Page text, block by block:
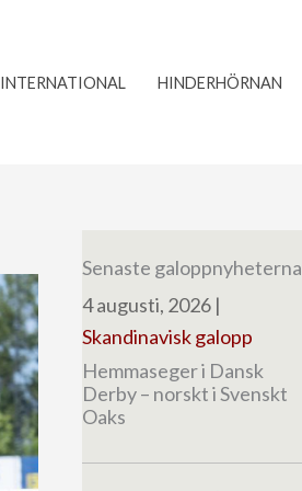
INTERNATIONAL HINDERHÖRNAN
Senaste galoppnyheterna
4 augusti, 2026 |
Skandinavisk galopp
Hemmaseger i Dansk
Derby – norskt i Svenskt
Oaks